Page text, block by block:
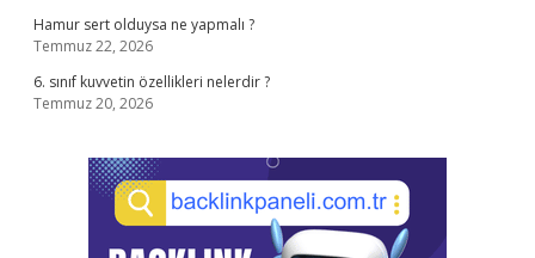
Hamur sert olduysa ne yapmalı ?
Temmuz 22, 2026
6. sınıf kuvvetin özellikleri nelerdir ?
Temmuz 20, 2026